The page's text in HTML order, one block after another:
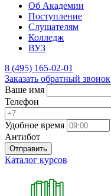
Об Академии
Поступление
Слушателям
Колледж
ВУЗ
8 (495) 165-02-01
Заказать обратный звонок
Ваше имя
Телефон
Удобное время
Антибот
Отправить
Каталог курсов